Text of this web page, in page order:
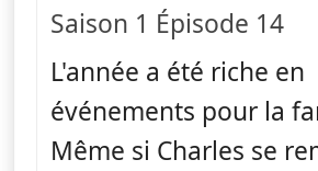
Saison 1 Épisode 14
L'année a été riche en
événements pour la
Même si Charles se